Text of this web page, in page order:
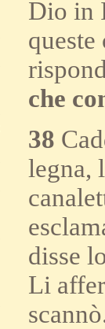
Dio in
che
38
legna,
disse
Li